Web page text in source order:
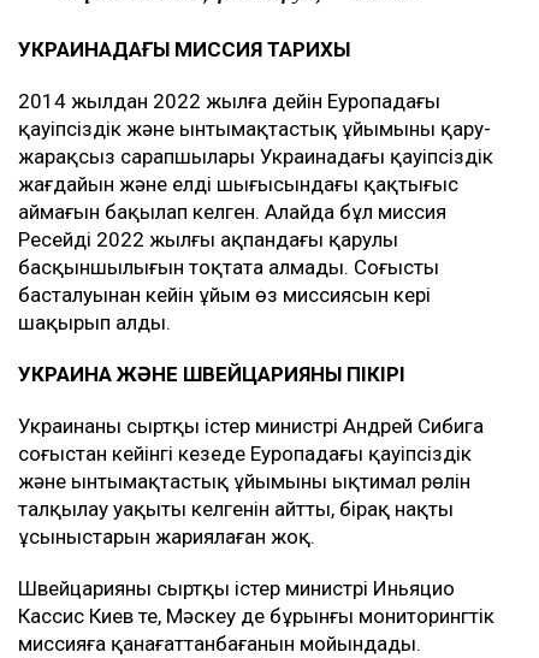
УКРАИНАДАҒЫ МИССИЯ ТАРИХЫ
2014 жылдан 2022 жылға дейін Еуропадағы
қауіпсіздік және ынтымақтастық ұйымының қару-
жарақсыз сарапшылары Украинадағы қауіпсіздік
жағдайын және елдің шығысындағы қақтығыс
аймағын бақылап келген. Алайда бұл миссия
Ресейдің 2022 жылғы ақпандағы қарулы
басқыншылығын тоқтата алмады. Соғыстың
басталуынан кейін ұйым өз миссиясын кері
шақырып алды.
УКРАИНА ЖӘНЕ ШВЕЙЦАРИЯНЫҢ ПІКІРІ
Украинаның сыртқы істер министрі Андрей Сибига
соғыстан кейінгі кезеңде Еуропадағы қауіпсіздік
және ынтымақтастық ұйымының ықтимал рөлін
талқылау уақыты келгенін айтты, бірақ нақты
ұсыныстарын жариялаған жоқ.
Швейцарияның сыртқы істер министрі Иньяцио
Кассис Киев те, Мәскеу де бұрынғы мониторингтік
миссияға қанағаттанбағанын мойындады.